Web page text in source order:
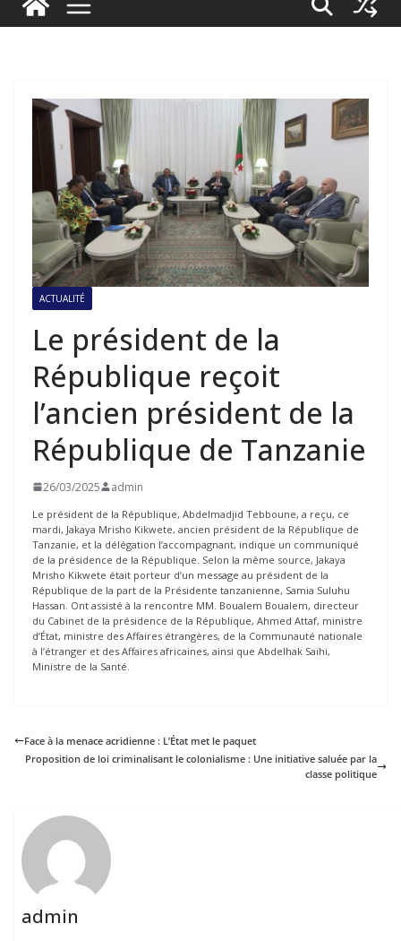
ACTUALITÉ
Le président de la
République reçoit
l’ancien président de la
République de Tanzanie
26/03/2025 admin
Le président de la République, Abdelmadjid Tebboune, a reçu, ce
mardi, Jakaya Mrisho Kikwete, ancien président de la République de
Tanzanie, et la délégation l’accompagnant, indique un communiqué
de la présidence de la République. Selon la même source, Jakaya
Mrisho Kikwete était porteur d’un message au président de la
République de la part de la Présidente tanzanienne, Samia Suluhu
Hassan. Ont assisté à la rencontre MM. Boualem Boualem, directeur
du Cabinet de la présidence de la République, Ahmed Attaf, ministre
d’État, ministre des Affaires étrangères, de la Communauté nationale
à l’étranger et des Affaires africaines, ainsi que Abdelhak Saïhi,
Ministre de la Santé.
Face à la menace acridienne : L’État met le paquet
Proposition de loi criminalisant le colonialisme : Une initiative saluée par la
classe politique
admin